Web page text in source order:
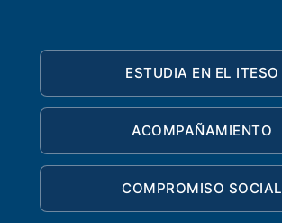
ESTUDIA EN EL ITESO
ACOMPAÑAMIENTO
COMPROMISO SOCIAL